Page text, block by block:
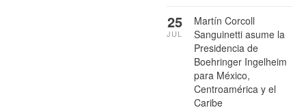
Martín Corcoll
Sanguinetti asume la
Presidencia de
Boehringer Ingelheim
para México,
Centroamérica y el
Caribe
25
JUL